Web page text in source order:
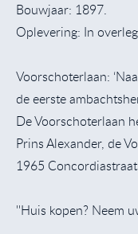
Bouwjaar: 1897.
Oplevering: In
Voorschoterlaan:
de eerste
De Voorschoterlaan
Prins Alexander, de
1965
''Huis kopen? Neem